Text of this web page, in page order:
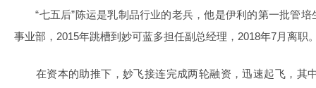
“七五后”陈运是乳制品行业的老兵，他是伊利的第一批管培
事业部，2015年跳槽到妙可蓝多担任副总经理，2018年7月离职
在资本的助推下，妙飞接连完成两轮融资，迅速起飞，其